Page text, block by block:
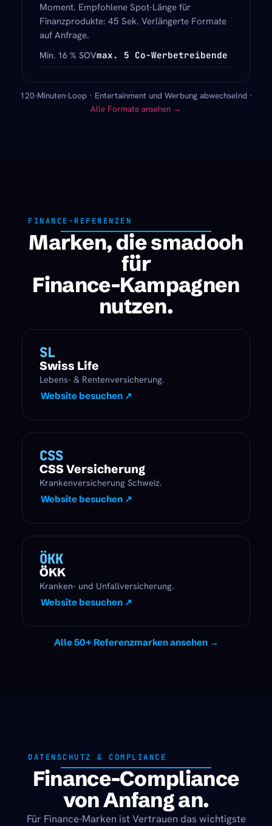
Moment. Empfohlene Spot-Länge für
Finanzprodukte: 45 Sek. Verlängerte Formate
auf Anfrage.
Min. 16 % SOVmax. 5 Co-Werbetreibende
120-Minuten-Loop · Entertainment und Werbung abwechselnd ·
Alle Formate ansehen →
FINANCE-REFERENZEN
Marken, die smadooh
für
Finance-Kampagnen
nutzen.
SL
Swiss Life
Lebens- & Rentenversicherung.
Website besuchen ↗
CSS
CSS Versicherung
Krankenversicherung Schweiz.
Website besuchen ↗
ÖKK
ÖKK
Kranken- und Unfallversicherung.
Website besuchen ↗
Alle 50+ Referenzmarken ansehen →
DATENSCHUTZ & COMPLIANCE
Finance-Compliance
von Anfang an.
Für Finance-Marken ist Vertrauen das wichtigste